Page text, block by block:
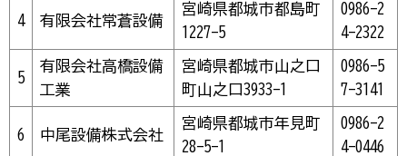
4 有限会社常蒼設備
宮崎県都城市都島町
1227-5
0986-2
4-2322
5
有限会社高橋設備
工業
宮崎県都城市山之口
町山之口3933-1
0986-5
7-3141
6 中尾設備株式会社
宮崎県都城市年見町
28-5-1
0986-2
4-0446